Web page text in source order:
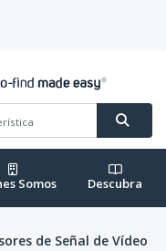
Somos Descubra
de Señal de Vídeo